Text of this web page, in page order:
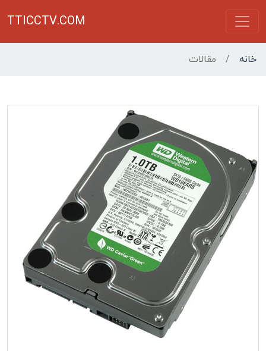
TTICCTV.COM
خانه / مقالات